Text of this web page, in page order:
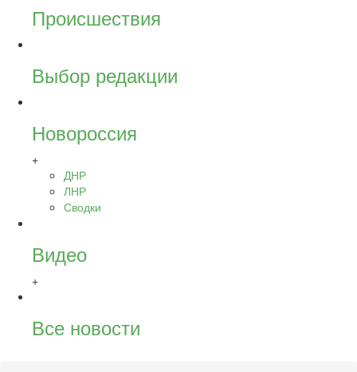
Происшествия
Выбор редакции
Новороссия
+
ДНР
ЛНР
Сводки
Видео
+
Все новости